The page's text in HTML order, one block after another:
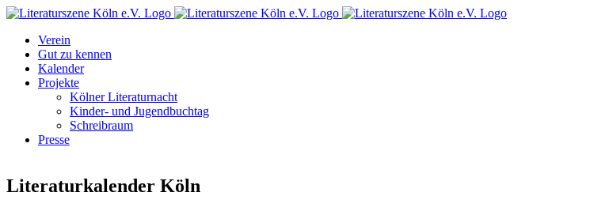
Zum
springen
Facebook
Instagram
E-
Verein
Gut zu kennen
Kalender
Projekte
Kölner Literaturnacht
Kinder- und Jugendbuchtag
Schreibraum
Presse
Literaturkalender Köln